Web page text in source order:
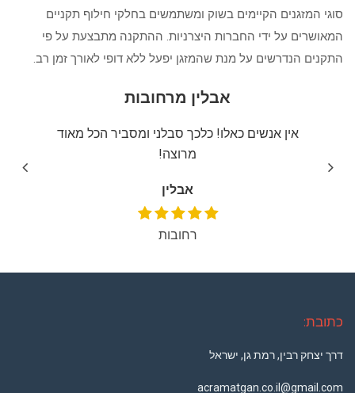
סוגי המזגנים הקיימים בשוק ומשתמשים בחלקי חילוף תקניים
המאושרים על ידי החברות היצרניות. ההתקנה מתבצעת על פי
התקנים הנדרשים על מנת שהמזגן יפעל ללא דופי לאורך זמן רב.
אבלין מרחובות
אין אנשים כאלו! כלכך סבלני ומסביר הכל מאוד
מרוצה!
אבלין
רחובות
כתובת:
דרך יצחק רבין, רמת גן, ישראל
acramatgan.co.il@gmail.com